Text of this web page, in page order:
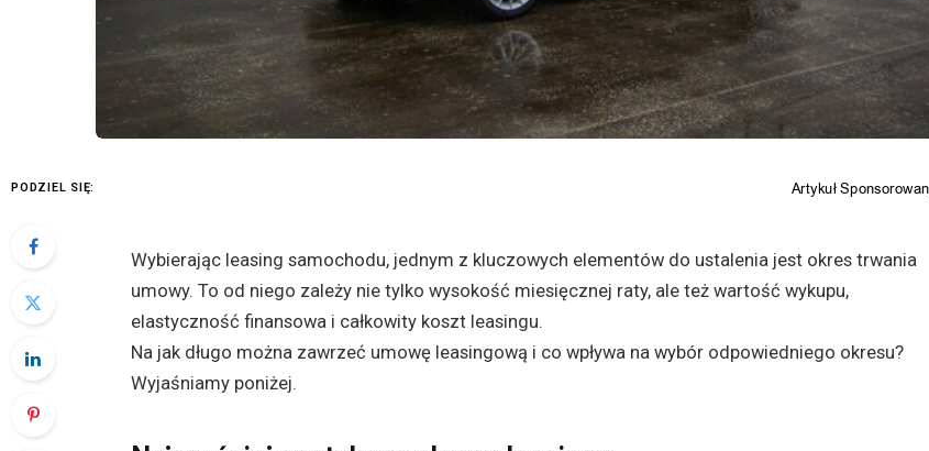
PODZIEL SIĘ:
Wybierając leasing samochodu, jednym z kluczowych elementów do ustalenia jest okres trwania
umowy. To od niego zależy nie tylko wysokość miesięcznej raty, ale też wartość wykupu,
elastyczność finansowa i całkowity koszt leasingu.
Na jak długo można zawrzeć umowę leasingową i co wpływa na wybór odpowiedniego okresu?
Wyjaśniamy poniżej.